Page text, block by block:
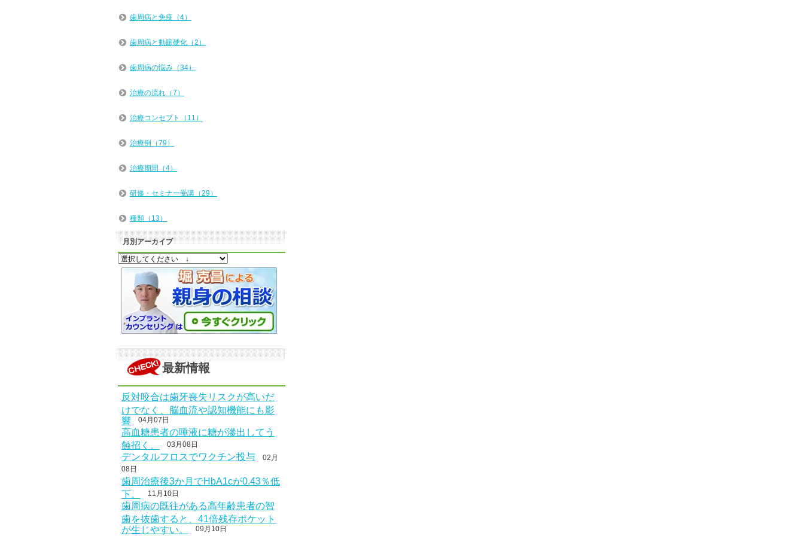
歯周病と免疫（4）
歯周病と動脈硬化（2）
歯周病の悩み（34）
治療の流れ（7）
治療コンセプト（11）
治療例（79）
治療期間（4）
研修・セミナー受講（29）
種類（13）
月別アーカイブ
最新情報
反対咬合は歯牙喪失リスクが高いだ
けでなく、脳血流や認知機能にも影
響 04月07日
高血糖患者の唾液に糖が滲出してう
蝕招く。 03月08日
デンタルフロスでワクチン投与 02月
08日
歯周治療後3か月でHbA1cが0.43％低
下。 11月10日
歯周病の既往がある高年齢患者の智
歯を抜歯すると、41倍残存ポケット
が生じやすい。
09月10日